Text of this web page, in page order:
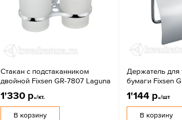
Стакан с подстаканником
двойной Fixsen GR-7807 Laguna
1'330 р./кт.
В корзину
Держатель для
бумаги Fixsen
1'144 р./шт
В корзину